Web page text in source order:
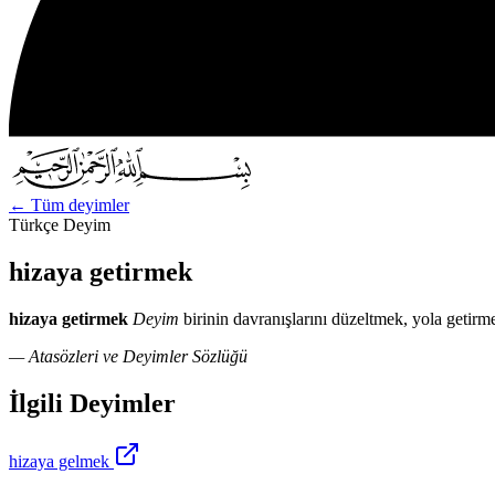
← Tüm deyimler
Türkçe Deyim
hizaya getirmek
hizaya getirmek Deyim birinin davranışlarını düzeltmek, yola
— Atasözleri ve Deyimler Sözlüğü
İlgili Deyimler
hizaya gelmek